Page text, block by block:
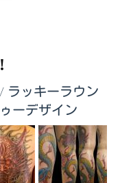
ラッキーラウン
ーデザイン